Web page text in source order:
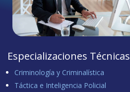
Especializaciones Técnicas
Criminología y Criminalística
Táctica e Inteligencia Policial